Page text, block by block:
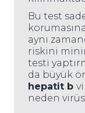
Bu test
aynı
riskini
testi
da büyük
hepatit b
neden